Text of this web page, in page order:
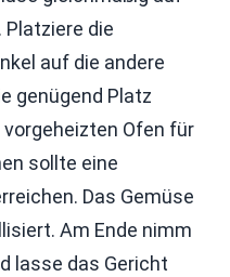
Platziere die
auf die andere
genügend Platz
Ofen für
sollte eine
Das Gemüse
Am Ende nimm
lasse das Gericht